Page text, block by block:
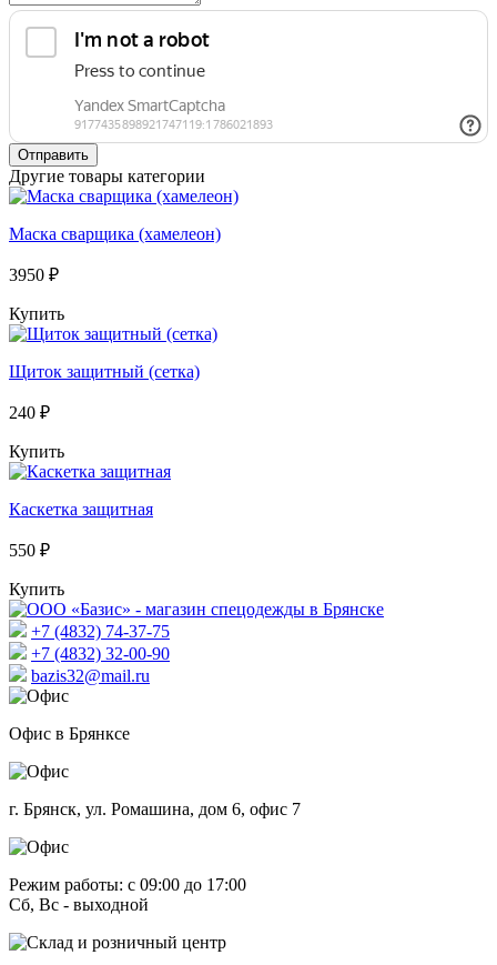
Отправить
Другие товары категории
Маска сварщика (хамелеон)
3950 ₽
Купить
Щиток защитный (сетка)
240 ₽
Купить
Каскетка защитная
550 ₽
Купить
+7 (4832) 74-37-75
+7 (4832) 32-00-90
bazis32@mail.ru
Офис в Брянксе
г. Брянск, ул. Ромашина, дом 6, офис 7
Режим работы: с 09:00 до 17:00
Сб, Вс - выходной